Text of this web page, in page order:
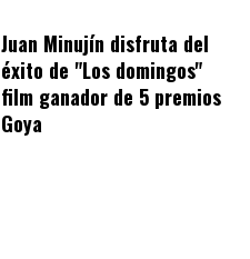
Juan Minujín disfruta del
éxito de "Los domingos"
film ganador de 5 premios
Goya